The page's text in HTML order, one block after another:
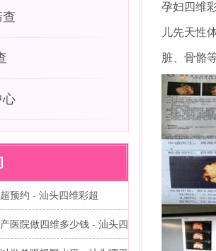
查
心
预约 - 汕头四维彩超
医院做四维多少钱 - 汕头四...
孕妇四维
儿先天性
脏、骨骼